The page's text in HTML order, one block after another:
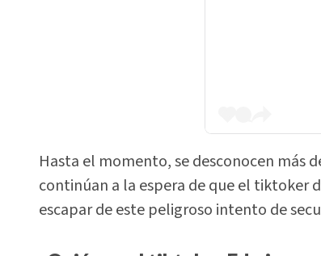
Hasta el momento, se desconocen más
continúan a la espera de que el tiktoker
escapar de este peligroso intento de